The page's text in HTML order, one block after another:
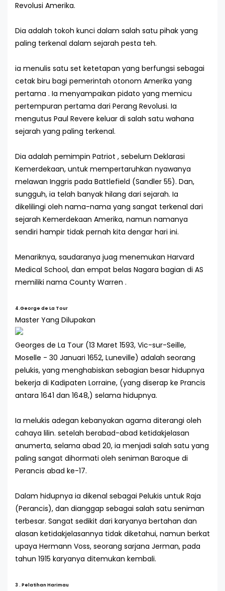
Revolusi Amerika.
Dia adalah tokoh kunci dalam salah satu pihak yang
paling terkenal dalam sejarah pesta teh.
ia menulis satu set ketetapan yang berfungsi sebagai
cetak biru bagi pemerintah otonom Amerika yang
pertama . Ia menyampaikan pidato yang memicu
pertempuran pertama dari Perang Revolusi. Ia
mengutus Paul Revere keluar di salah satu wahana
sejarah yang paling terkenal.
Dia adalah pemimpin Patriot , sebelum Deklarasi
Kemerdekaan, untuk mempertaruhkan nyawanya
melawan Inggris pada Battlefield (Sandler 55). Dan,
sungguh, ia telah banyak hilang dari sejarah. Ia
dikelilingi oleh nama-nama yang sangat terkenal dari
sejarah Kemerdekaan Amerika, namun namanya
sendiri hampir tidak pernah kita dengar hari ini.
Menariknya, saudaranya juag menemukan Harvard
Medical School, dan empat belas Nagara bagian di AS
memiliki nama County Warren .
4.George de La Tour
Master Yang Dilupakan
Georges de La Tour (13 Maret 1593, Vic-sur-Seille,
Moselle - 30 Januari 1652, Luneville) adalah seorang
pelukis, yang menghabiskan sebagian besar hidupnya
bekerja di Kadipaten Lorraine, (yang diserap ke Prancis
antara 1641 dan 1648,) selama hidupnya.
Ia melukis adegan kebanyakan agama diterangi oleh
cahaya lilin. setelah berabad-abad ketidakjelasan
anumerta, selama abad 20, ia menjadi salah satu yang
paling sangat dihormati oleh seniman Baroque di
Perancis abad ke-17.
Dalam hidupnya ia dikenal sebagai Pelukis untuk Raja
(Perancis), dan dianggap sebagai salah satu seniman
terbesar. Sangat sedikit dari karyanya bertahan dan
alasan ketidakjelasannya tidak diketahui, namun berkat
upaya Hermann Voss, seorang sarjana Jerman, pada
tahun 1915 karyanya ditemukan kembali.
3 . Pelatihan Harimau